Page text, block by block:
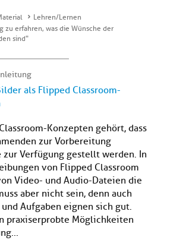
Lehren/Lernen
zu erfahren, was die Wünsche der
sind"
als Flipped Classroom-
Konzepten gehört, dass
zur Vorbereitung
zur Verfügung gestellt werden. In
von Flipped Classroom
Video- und Audio-Dateien die
aber nicht sein, denn auch
Aufgaben eignen sich gut.
praxiserprobte Möglichkeiten